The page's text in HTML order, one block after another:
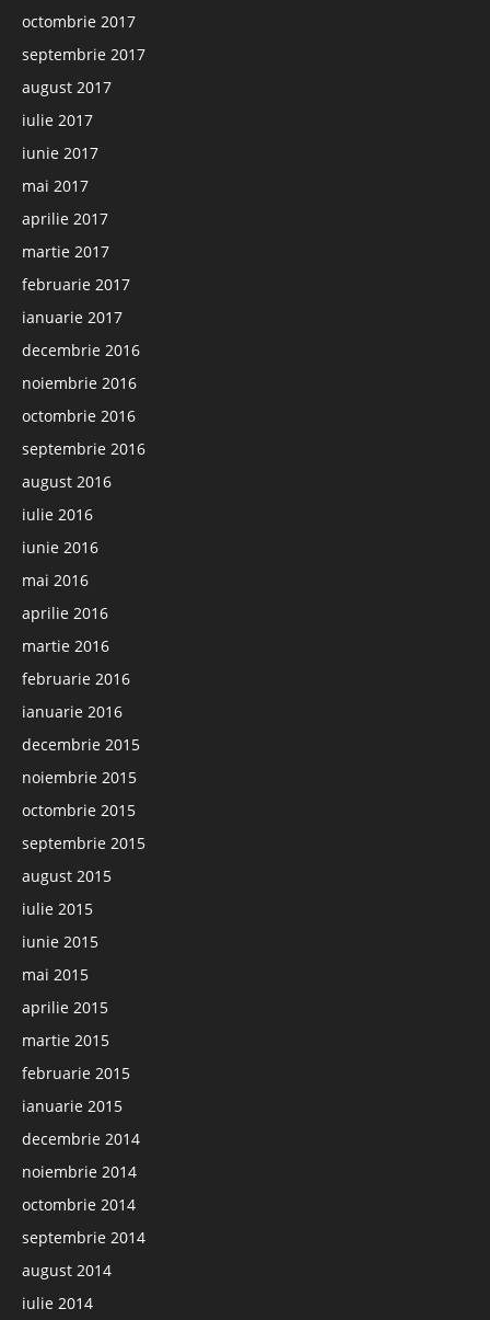
octombrie 2017
septembrie 2017
august 2017
iulie 2017
iunie 2017
mai 2017
aprilie 2017
martie 2017
februarie 2017
ianuarie 2017
decembrie 2016
noiembrie 2016
octombrie 2016
septembrie 2016
august 2016
iulie 2016
iunie 2016
mai 2016
aprilie 2016
martie 2016
februarie 2016
ianuarie 2016
decembrie 2015
noiembrie 2015
octombrie 2015
septembrie 2015
august 2015
iulie 2015
iunie 2015
mai 2015
aprilie 2015
martie 2015
februarie 2015
ianuarie 2015
decembrie 2014
noiembrie 2014
octombrie 2014
septembrie 2014
august 2014
iulie 2014